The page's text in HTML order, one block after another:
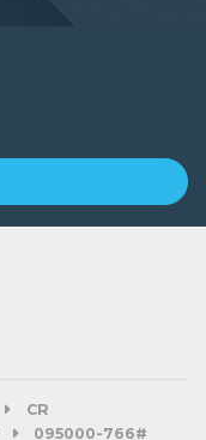
CR
095000-766#